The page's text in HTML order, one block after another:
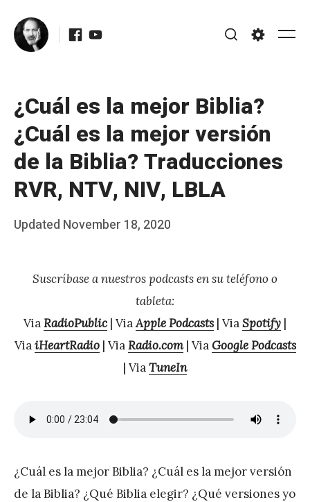
content
Facebook
Youtube
¿Cuál es la mejor Biblia?
¿Cuál es la mejor versión
de la Biblia? Traducciones
RVR, NTV, NIV, LBLA
Posted
Updated November 18, 2020
b
é
Suscríbase a nuestros podcasts en su teléfono o
tableta:
ViaRadioPublic | ViaApple Podcasts | ViaSpotify |
ViaiHeartRadio| ViaRadio.com| ViaGoogle Podcasts
| ViaTuneIn
¿Cuál es la mejor Biblia? ¿Cuál es la mejor versión
de la Biblia? ¿Qué Biblia elegir? ¿Qué versiones yo